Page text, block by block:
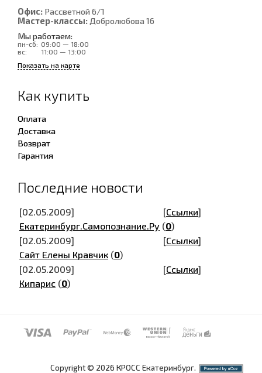
Офис: Рассветной 6/1
Мастер-классы: Добролюбова 16
Мы работаем:
пн-сб: 09:00 — 18:00
вс:
11:00 — 13:00
Показать на карте
Как купить
Оплата
Доставка
Возврат
Гарантия
Последние новости
[02.05.2009] [Ссылки]
Екатеринбург.Самопознание.Ру (0)
[02.05.2009]
[Ссылки]
Сайт Елены Кравчик (0)
[02.05.2009]
[Ссылки]
Кипарис (0)
Copyright © 2026 КРОСС Екатеринбург.